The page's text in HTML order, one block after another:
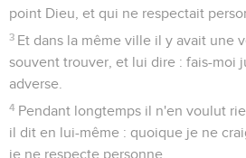
point Dieu, et qui ne respectait
3 Et dans la même ville il y avait une
souvent trouver, et lui dire : fais-moi
adverse.
4 Pendant longtemps il n'en voulut
il dit en lui-même : quoique je ne
je ne respecte personne,